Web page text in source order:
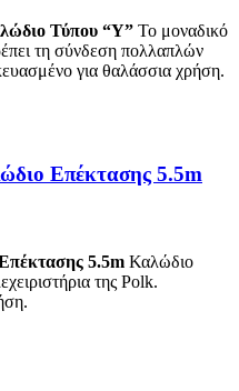
Τύπου “Y” Το μοναδικό
τη σύνδεση πολλαπλών
για θαλάσσια χρήση.
Επέκτασης 5.5m
5.5m Καλώδιο
της Polk.